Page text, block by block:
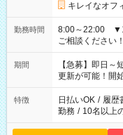
キレイなオフ
勤務時間
8:00～22:00 ▼1
ご相談ください！
期間
【急募】即日
更新が可能！開
特徴 日払いOK / 履歴
勤務 / 10名以上